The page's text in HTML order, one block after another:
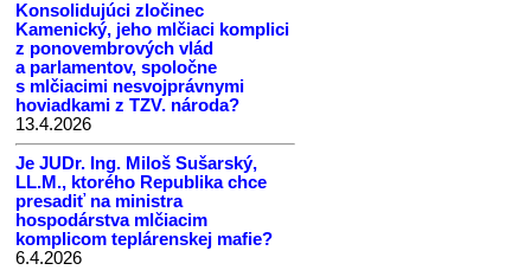
Konsolidujúci zločinec
Kamenický, jeho mlčiaci komplici
z ponovembrových vlád
a parlamentov, spoločne
s mlčiacimi nesvojprávnymi
hoviadkami z TZV. národa?
13.4.2026
Je JUDr. Ing. Miloš Sušarský,
LL.M., ktorého Republika chce
presadiť na ministra
hospodárstva mlčiacim
komplicom teplárenskej mafie?
6.4.2026